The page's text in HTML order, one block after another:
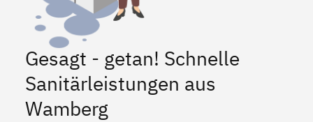
Gesagt - getan! Schnelle
Sanitärleistungen aus
Wamberg